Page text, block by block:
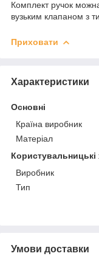
Комплект ручок
вузьким клапаном з
Приховати
Характеристики
Основні
Країна виробник
Матеріал
Користувальницькі
Виробник
Тип
Умови доставки